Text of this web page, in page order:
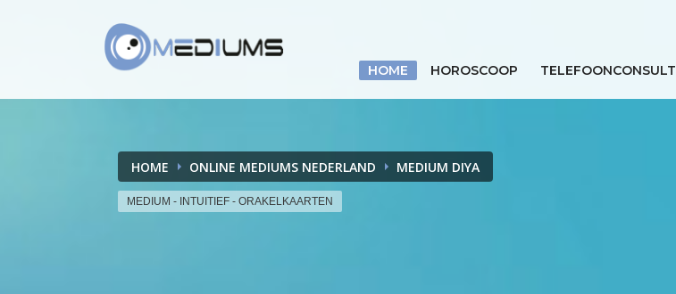
HOME HOROSCOOP TELEFOONCONSULT
HOME ONLINE MEDIUMS NEDERLAND MEDIUM DIYA
MEDIUM - INTUITIEF - ORAKELKAARTEN